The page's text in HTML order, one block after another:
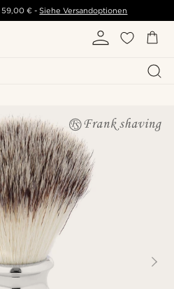
59,00 € - Siehe Versandoptionen